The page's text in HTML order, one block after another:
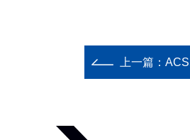
上一篇：